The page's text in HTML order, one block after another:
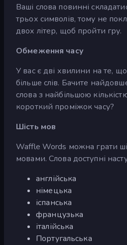
Ваші слова повинні
трьох символів, тому не
двох літер, щоб пройти гру.
Обмеження часу
У вас є дві хвилини на те,
більше слів. Бачите
слова з найбільшою
короткий проміжок часу?
Шість мов
Waffle Words можна грати
мовами. Слова доступні
англійська
німецька
іспанська
французька
італійська
Португальська